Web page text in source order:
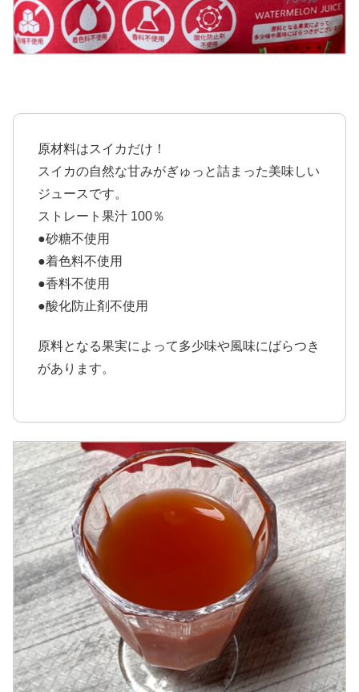
原材料はスイカだけ！
スイカの自然な甘みがぎゅっと詰まった美味しい
ジュースです。
ストレート果汁 100％
●砂糖不使用
●着色料不使用
●香料不使用
●酸化防止剤不使用
原料となる果実によって多少味や風味にばらつき
があります。